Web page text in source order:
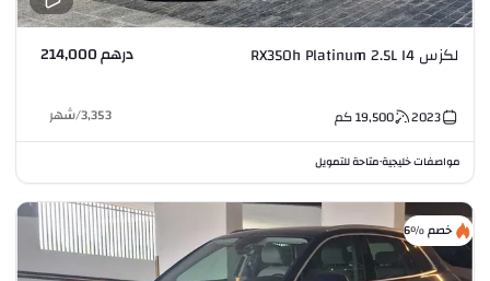
لكزس RX350h Platinum 2.5L I4 درهم 214,000
2023
19,500كم 3,353
/شهر
مواصفات خليجية•متاحة للتمويل
خصم %6